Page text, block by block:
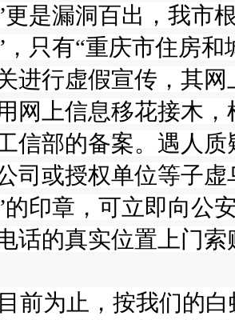
更是漏洞百出，我市
，只有“重庆市住房
进行虚假宣传，其
网上信息移花接木
信部的备案。遇人
司或授权单位等子
的印章，可立即向公
话的真实位置上门索
目前为止，按我们的